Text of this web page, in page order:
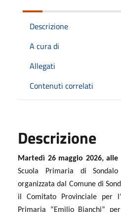
Descrizione
A cura di
Allegati
Contenuti correlati
Descrizione
Martedì 26 maggio 2026, alle
Scuola Primaria di
organizzata dal Comune di
il Comitato Provinciale per
Primaria “Emilio Bianchi”